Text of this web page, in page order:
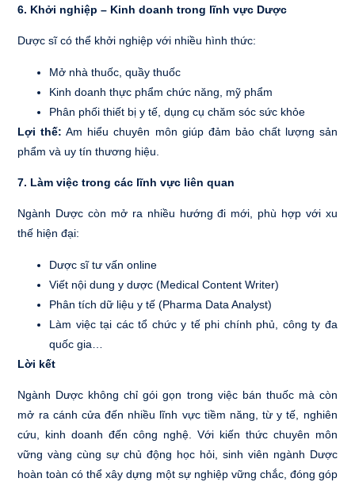
6. Khởi nghiệp – Kinh doanh trong lĩnh vực Dược
Dược sĩ có thể khởi nghiệp với nhiều hình thức:
Mở nhà thuốc, quầy thuốc
Kinh doanh thực phẩm chức năng, mỹ phẩm
Phân phối thiết bị y tế, dụng cụ chăm sóc sức khỏe
Lợi thế: Am hiểu chuyên môn giúp đảm bảo chất lượng sản
phẩm và uy tín thương hiệu.
7. Làm việc trong các lĩnh vực liên quan
Ngành Dược còn mở ra nhiều hướng đi mới, phù hợp với xu
thế hiện đại:
Dược sĩ tư vấn online
Viết nội dung y dược (Medical Content Writer)
Phân tích dữ liệu y tế (Pharma Data Analyst)
Làm việc tại các tổ chức y tế phi chính phủ, công ty đa
quốc gia…
Lời kết
Ngành Dược không chỉ gói gọn trong việc bán thuốc mà còn
mở ra cánh cửa đến nhiều lĩnh vực tiềm năng, từ y tế, nghiên
cứu, kinh doanh đến công nghệ. Với kiến thức chuyên môn
vững vàng cùng sự chủ động học hỏi, sinh viên ngành Dược
hoàn toàn có thể xây dựng một sự nghiệp vững chắc, đóng góp